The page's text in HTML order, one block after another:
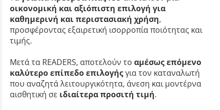
οικονομική και αξιόπιστη επιλογή για
καθημερινή και περιστασιακή χρήση,
προσφέροντας εξαιρετική ισορροπία ποιότητας και
τιμής.
Μετά τα READERS, αποτελούν το αμέσως επόμενο
καλύτερο επίπεδο επιλογήςγια τον καταναλωτή
που αναζητά λειτουργικότητα, άνεση και μοντέρνα
αισθητική σε ιδιαίτερα προσιτή τιμή.